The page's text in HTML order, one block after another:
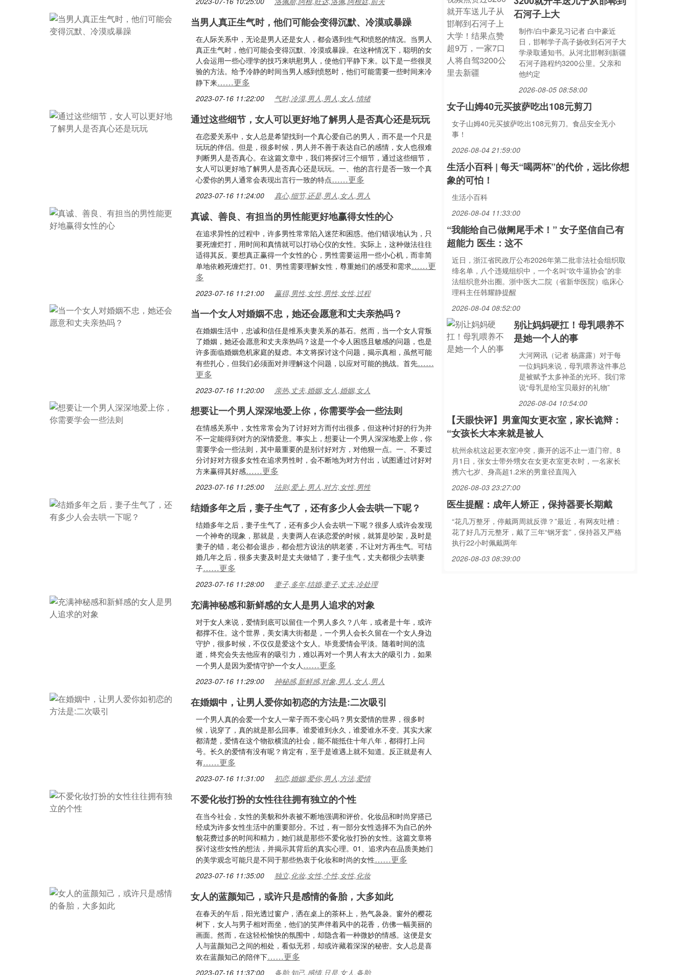
当男人真正生气时，他们可能会变得沉默、冷漠或暴躁
在人际关系中，无论是男人还是女人，都会遇到生气和愤怒的情况。当男人
真正生气时，他们可能会变得沉默、冷漠或暴躁。在这种情况下，聪明的女
人会运用一些心理学的技巧来哄慰男人，使他们平静下来。以下是一些很灵
验的方法。给予冷静的时间当男人感到愤怒时，他们可能需要一些时间来冷
静下来……更多
2023-07-16 11:22:00 气时,冷漠,男人,男人,女人,情绪
通过这些细节，女人可以更好地了解男人是否真心还是玩玩
在恋爱关系中，女人总是希望找到一个真心爱自己的男人，而不是一个只是
玩玩的伴侣。但是，很多时候，男人并不善于表达自己的感情，女人也很难
判断男人是否真心。在这篇文章中，我们将探讨三个细节，通过这些细节，
女人可以更好地了解男人是否真心还是玩玩。一、他的言行是否一致一个真
心爱你的男人通常会表现出言行一致的特点……更多
2023-07-16 11:24:00 真心,细节,还是,男人,女人,男人
真诚、善良、有担当的男性能更好地赢得女性的心
在追求异性的过程中，许多男性常常陷入迷茫和困惑。他们错误地认为，只
要死缠烂打，用时间和真情就可以打动心仪的女性。实际上，这种做法往往
适得其反。要想真正赢得一个女性的心，男性需要运用一些小心机，而非简
单地依赖死缠烂打。01、男性需要理解女性，尊重她们的感受和需求……更
多
2023-07-16 11:21:00 赢得,男性,女性,男性,女性,过程
当一个女人对婚姻不忠，她还会愿意和丈夫亲热吗？
在婚姻生活中，忠诚和信任是维系夫妻关系的基石。然而，当一个女人背叛
了婚姻，她还会愿意和丈夫亲热吗？这是一个令人困惑且敏感的问题，也是
许多面临婚姻危机家庭的疑虑。本文将探讨这个问题，揭示真相，虽然可能
有些扎心，但我们必须面对并理解这个问题，以应对可能的挑战。首先……
更多
2023-07-16 11:20:00 亲热,丈夫,婚姻,女人,婚姻,女人
想要让一个男人深深地爱上你，你需要学会一些法则
在情感关系中，女性常常会为了讨好对方而付出很多，但这种讨好的行为并
不一定能得到对方的深情爱意。事实上，想要让一个男人深深地爱上你，你
需要学会一些法则，其中最重要的是别讨好对方，对他狠一点。一、不要过
分讨好对方很多女性在追求男性时，会不断地为对方付出，试图通过讨好对
方来赢得其好感……更多
2023-07-16 11:25:00 法则,爱上,男人,对方,女性,男性
结婚多年之后，妻子生气了，还有多少人会去哄一下呢？
结婚多年之后，妻子生气了，还有多少人会去哄一下呢？很多人或许会发现
一个神奇的现象，那就是，夫妻两人在谈恋爱的时候，就算是吵架，及时是
妻子的错，老公都会退步，都会想方设法的哄老婆，不让对方再生气。可结
婚几年之后，很多夫妻及时是丈夫做错了，妻子生气，丈夫都很少去哄妻
子……更多
2023-07-16 11:28:00 妻子,多年,结婚,妻子,丈夫,冷处理
充满神秘感和新鲜感的女人是男人追求的对象
对于女人来说，爱情到底可以留住一个男人多久？八年，或者是十年，或许
都撑不住。这个世界，美女满大街都是，一个男人会长久留在一个女人身边
守护，很多时候，不仅仅是爱这个女人。毕竟爱情会平淡。随着时间的流
逝，终究会失去他应有的吸引力，难以再对一个男人有太大的吸引力，如果
一个男人是因为爱情守护一个女人……更多
2023-07-16 11:29:00 神秘感,新鲜感,对象,男人,女人,男人
在婚姻中，让男人爱你如初恋的方法是:二次吸引
一个男人真的会爱一个女人一辈子而不变心吗？男女爱情的世界，很多时
候，说穿了，真的就是那么回事。谁爱谁到永久，谁爱谁永不变。其实大家
都清楚，爱情在这个物欲横流的社会，能不能抵住十年八年，都得打上问
号。长久的爱情有没有呢？肯定有，至于是谁遇上就不知道。反正就是有人
有……更多
2023-07-16 11:31:00 初恋,婚姻,爱你,男人,方法,爱情
不爱化妆打扮的女性往往拥有独立的个性
在当今社会，女性的美貌和外表被不断地强调和评价。化妆品和时尚穿搭已
经成为许多女性生活中的重要部分。不过，有一部分女性选择不为自己的外
貌花费过多的时间和精力，她们就是那些不爱化妆打扮的女性。这篇文章将
探讨这些女性的想法，并揭示其背后的真实心理。01、追求内在品质美她们
的美学观念可能只是不同于那些热衷于化妆和时尚的女性……更多
2023-07-16 11:35:00 独立,化妆,女性,个性,女性,化妆
女人的蓝颜知己，或许只是感情的备胎，大多如此
在春天的午后，阳光透过窗户，洒在桌上的茶杯上，热气袅袅。窗外的樱花
树下，女人与男子相对而坐，他们的笑声伴着风中的花香，仿佛一幅美丽的
画面。然而，在这轻松愉快的氛围中，却隐含着一种微妙的情感。这便是女
人与蓝颜知己之间的相处，看似无邪，却或许藏着深深的秘密。女人总是喜
欢在蓝颜知己的陪伴下……更多
2023-07-16 11:37:00 备胎,知己,感情,只是,女人,备胎
石河子上大
制作/白中豪见习记者 白中豪近
日，邯郸学子高子扬收到石河子大
学录取通知书。从河北邯郸到新疆
石河子路程约3200公里。父亲和
他约定
2026-08-05 08:58:00
女子山姆40元买披萨吃出108元剪刀
女子山姆40元买披萨吃出108元剪刀。食品安全无小
事！
2026-08-04 21:59:00
生活小百科 | 每天“喝两杯”的代价，远比你想
象的可怕！
生活小百科
2026-08-04 11:33:00
“我能给自己做阑尾手术！” 女子坚信自己有
超能力 医生：这不
近日，浙江省民政厅公布2026年第二批非法社会组织取
缔名单，八个违规组织中，一个名叫“吹牛逼协会”的非
法组织意外出圈。浙中医大二院（省新华医院）临床心
理科主任韩耀静提醒
2026-08-04 08:52:00
别让妈妈硬扛！母乳喂养不
是她一个人的事
大河网讯（记者 杨露露）对于每
一位妈妈来说，母乳喂养这件事总
是被赋予太多神圣的光环。我们常
说“母乳是给宝贝最好的礼物”
2026-08-04 10:54:00
【天眼快评】男童闯女更衣室，家长诡辩：
“女孩长大本来就是被人
杭州余杭这起更衣室冲突，撕开的远不止一道门帘。8
月1日，张女士带外甥女在女更衣室更衣时，一名家长
携六七岁、身高超1.2米的男童径直闯入
2026-08-03 23:27:00
医生提醒：成年人矫正，保持器要长期戴
“花几万整牙，停戴两周就反弹？”最近，有网友吐槽：
花了好几万元整牙，戴了三年“钢牙套”，保持器又严格
执行22小时佩戴两年
2026-08-03 08:39:00